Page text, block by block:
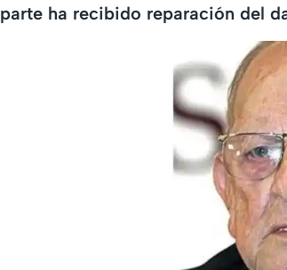
parte ha recibido reparación del